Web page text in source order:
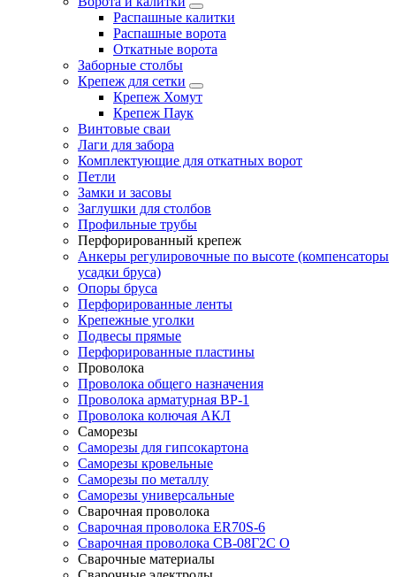
Распашные калитки
Распашные ворота
Откатные ворота
Заборные столбы
Крепеж для сетки
Крепеж Хомут
Крепеж Паук
Винтовые сваи
Лаги для забора
Комплектующие для откатных ворот
Петли
Замки и засовы
Заглушки для столбов
Профильные трубы
Перфорированный крепеж
Анкеры регулировочные по высоте (компенсаторы
усадки бруса)
Опоры бруса
Перфорированные ленты
Крепежные уголки
Подвесы прямые
Перфорированные пластины
Проволока
Проволока общего назначения
Проволока арматурная ВР-1
Проволока колючая АКЛ
Саморезы
Саморезы для гипсокартона
Саморезы кровельные
Саморезы по металлу
Саморезы универсальные
Сварочная проволока
Сварочная проволока ER70S-6
Сварочная проволока СВ-08Г2С О
Сварочные материалы